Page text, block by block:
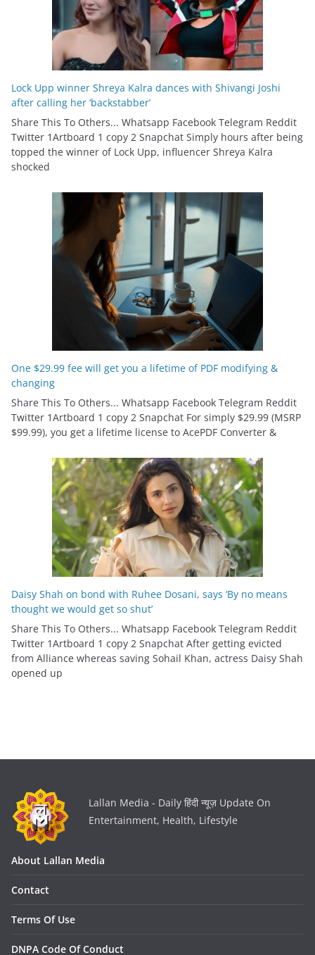
Lock Upp winner Shreya Kalra dances with Shivangi Joshi
after calling her ‘backstabber’
Share This To Others... Whatsapp Facebook Telegram Reddit
Twitter 1Artboard 1 copy 2 Snapchat Simply hours after being
topped the winner of Lock Upp, influencer Shreya Kalra
shocked
One $29.99 fee will get you a lifetime of PDF modifying &
changing
Share This To Others... Whatsapp Facebook Telegram Reddit
Twitter 1Artboard 1 copy 2 Snapchat For simply $29.99 (MSRP
$99.99), you get a lifetime license to AcePDF Converter &
Daisy Shah on bond with Ruhee Dosani, says ‘By no means
thought we would get so shut’
Share This To Others... Whatsapp Facebook Telegram Reddit
Twitter 1Artboard 1 copy 2 Snapchat After getting evicted
from Alliance whereas saving Sohail Khan, actress Daisy Shah
opened up
Lallan Media - Daily हिंदी न्यूज़ Update On
Entertainment, Health, Lifestyle
About Lallan Media
Contact
Terms Of Use
DNPA Code Of Conduct